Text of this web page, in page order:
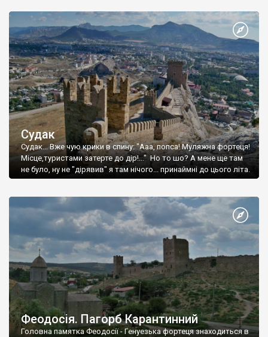
Судак
Судак... Вже чую крики в спину: "Ааа, попса! Муляжна фортеця!
Місце,туристами затерте до дір!..." Но то шо? А мене ще там
не було, ну не "дірявив" я там нічого... принаймні до цього літа.
Феодосія. Пагорб Карантинний
Головна памятка Феодосії - Генуезька фортеця знаходиться в